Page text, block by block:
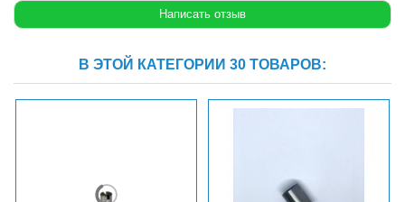
В ЭТОЙ КАТЕГОРИИ 30 ТОВАРОВ: